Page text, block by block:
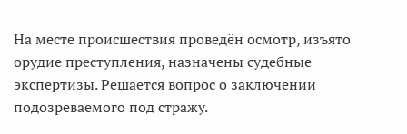
На месте происшествия проведён осмотр, изъято
орудие преступления, назначены судебные
экспертизы. Решается вопрос о заключении
подозреваемого под стражу.